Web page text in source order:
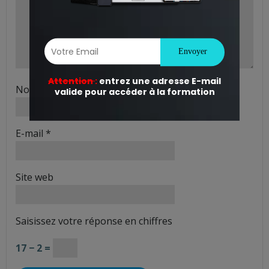
Nom
E-mail *
Site web
Saisissez votre réponse en chiffres
17 − 2 =